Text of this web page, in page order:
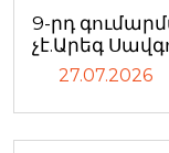
9-րդ
չէ.Արեգ
27.07.2026